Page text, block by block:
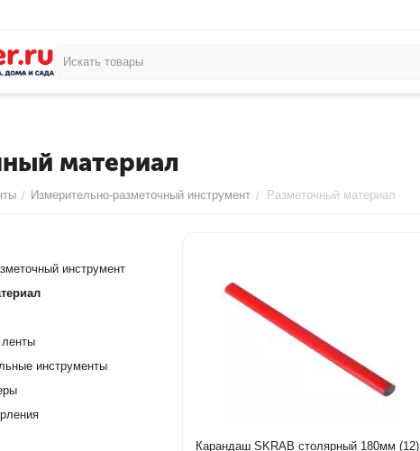
материал
/ Измерительно-разметочный инструмент / Разметочный материал
Карандаш SKRAB столярный 180мм (12)
инструмент
инструменты